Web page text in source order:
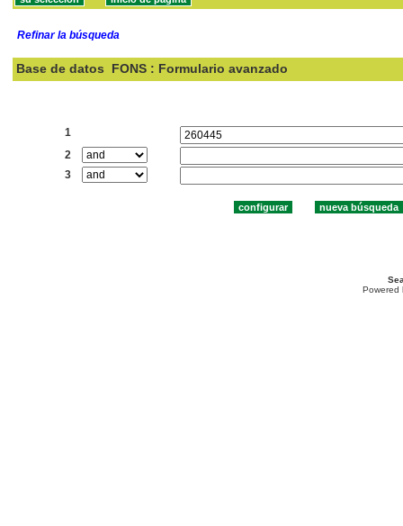
Refinar la búsqueda
Base de datos FONS : Formulario avanzado
1
2
3